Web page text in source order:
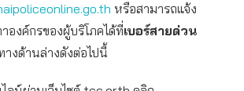
หรือสามารถแจ้ง
องค์กรของผู้บริโภคได้ที่เบอร์สายด่วน
างด้านล่างดังต่อไปนี้